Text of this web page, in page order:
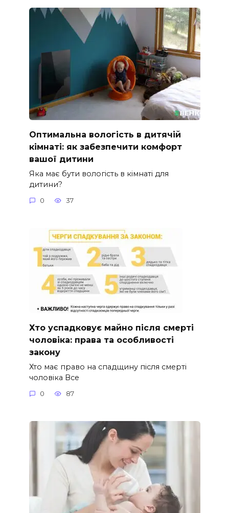
Оптимальна вологість в дитячій
кімнаті: як забезпечити комфорт
вашої дитини
Яка має бути вологість в кімнаті для
дитини?
0 37
Хто успадковує майно після смерті
чоловіка: права та особливості
закону
Хто має право на спадщину після смерті
чоловіка Все
0 87